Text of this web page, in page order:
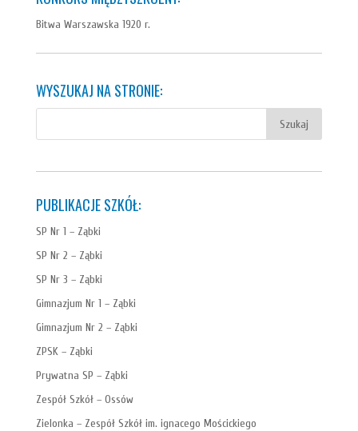
Bitwa Warszawska 1920 r.
WYSZUKAJ NA STRONIE:
PUBLIKACJE SZKÓŁ:
SP Nr 1 – Ząbki
SP Nr 2 – Ząbki
SP Nr 3 – Ząbki
Gimnazjum Nr 1 – Ząbki
Gimnazjum Nr 2 – Ząbki
ZPSK – Ząbki
Prywatna SP – Ząbki
Zespół Szkół – Ossów
Zielonka – Zespół Szkół im. ignacego Mościckiego